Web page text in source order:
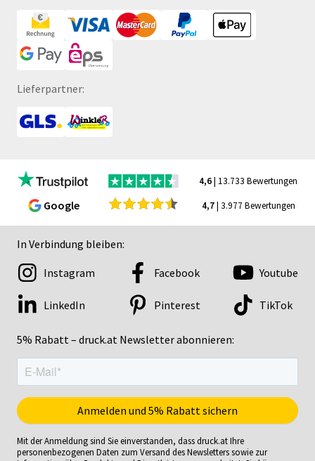
Lieferpartner:
4,6| 13.733 Bewertungen
Google 4,7| 3.977 Bewertungen
In Verbindung bleiben:
5% Rabatt – druck.at Newsletter abonnieren:
Instagram Facebook Youtube
LinkedIn Pinterest TikTok
Mit der Anmeldung sind Sie einverstanden, dass druck.at Ihre
personenbezogenen Daten zum Versand des Newsletters sowie zur